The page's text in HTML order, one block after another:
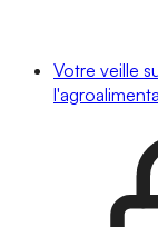
Votre veille